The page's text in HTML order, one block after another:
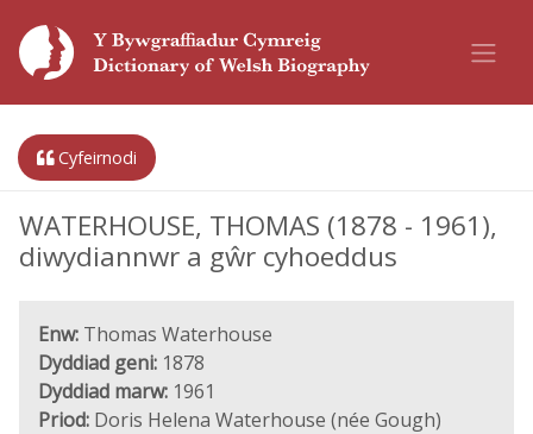
Cyfeirnodi
WATERHOUSE, THOMAS (1878 - 1961),
diwydiannwr a gŵr cyhoeddus
Enw: Thomas Waterhouse
Dyddiad geni: 1878
Dyddiad marw: 1961
Priod: Doris Helena Waterhouse (née Gough)